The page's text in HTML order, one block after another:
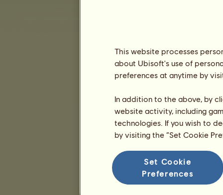
Kencse
Kirell
This website processes
about Ubisoft's use of
preferences at anytime by
In addition to the above, by
website activity, including
technologies. If you wish to
by visiting the “Set Cookie
Set Cookie
Preferences